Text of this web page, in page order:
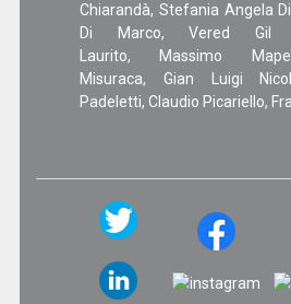
Chiarandà, Stefania Angela
Di Marco, Vered Gil
Laurito, Massimo
Misuraca, Gian Luigi
Padeletti, Claudio Picariello,